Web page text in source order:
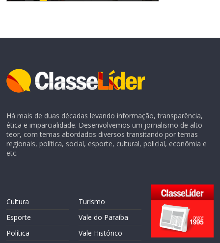
Há mais de duas décadas levando informação, transparência,
ética e imparcialidade. Desenvolvemos um jornalismo de alto
teor, com temas abordados diversos transitando por temas
regionais, política, social, esporte, cultural, policial, econômia e
etc.
Cultura
Esporte
Política
Turismo
Vale do Paraíba
Vale Histórico